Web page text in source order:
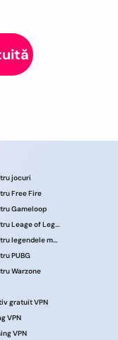
jocuri
Free Fire
Gameloop
VPN gratuit pentru Leage of Legends
VPN gratuit pentru legendele mobile
PUBG
Warzone
gratuit VPN
VPN
VPN